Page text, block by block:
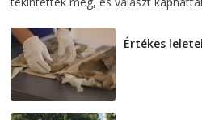
Értékes